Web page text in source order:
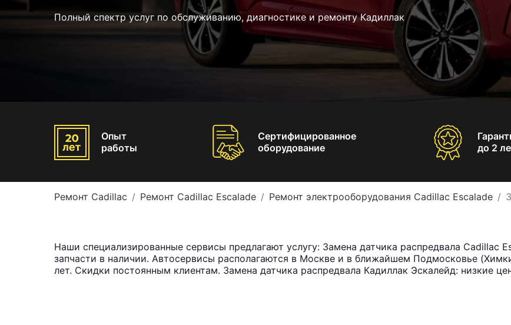
Полный спектр услуг по обслуживанию, диагностике и ремонту Кадиллак
Опыт
работы
Сертифицированное
оборудование
до 2
Ремонт Cadillac Ремонт Cadillac Escalade Ремонт электрооборудования Cadillac Escalade
Наши специализированные сервисы предлагают услугу: Замена датчика распредвала Cadillac
запчасти в наличии. Автосервисы располагаются в Москве и в ближайшем Подмосковье
лет. Скидки постоянным клиентам. Замена датчика распредвала Кадиллак Эскалейд: низкие